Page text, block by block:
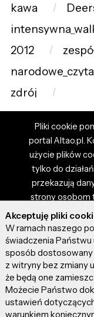
kawa
2012
zdrój
Pliki cookie
portal Altao.pl.
użycie plików
tylko do
przekazują
strony osobom
zdjęciami i
własnością
portalu nie
prezentowane
artykuł,
ponosisz
Szczegóły
Akceptuję pliki
W ramach naszego
świadczenia Państwu
sposób dostosowany
z witryny bez zmiany
że będą one
Możecie Państwo
ustawień
warunkiem